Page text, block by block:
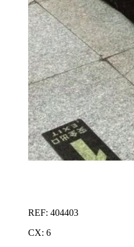
REF: 404403
CX: 6